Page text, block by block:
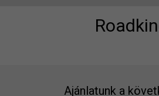
Ajánlatunk a